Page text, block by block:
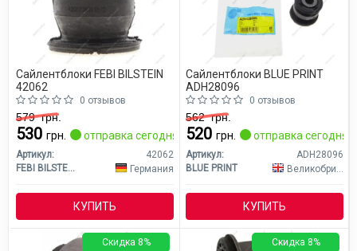
Сайлентблоки FEBI BILSTEIN
42062
0 отзывов
579грн.
530 грн. отправка сегодня
Артикул:
42062
FEBI BILSTEIN
Германия
КУПИТЬ
Сайлентблоки BLUE PRINT
ADH28096
0 отзывов
562грн.
520 грн. отправка сегодня
Артикул:
ADH28096
BLUE PRINT
Великобритания
КУПИТЬ
Скидка 8% Скидка 8%